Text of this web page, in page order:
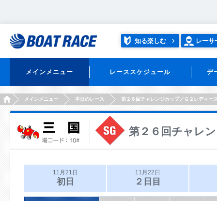
知る楽しむ レーサ
メインメニュー レーススケジュール デ
HOMEメインメニュー 本日のレース 第２６回チャレンジカップ／Ｇ２レディー
第２６回チャレ
11月21日
初日
11月22日
２日目